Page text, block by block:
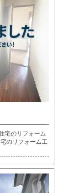
宅のリフォーム
のリフォーム工